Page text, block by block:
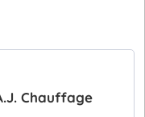
Chauffage